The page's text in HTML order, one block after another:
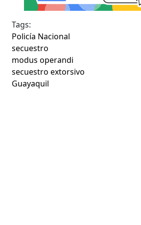
Tags:
Policía Nacional
secuestro
modus operandi
secuestro extorsivo
Guayaquil